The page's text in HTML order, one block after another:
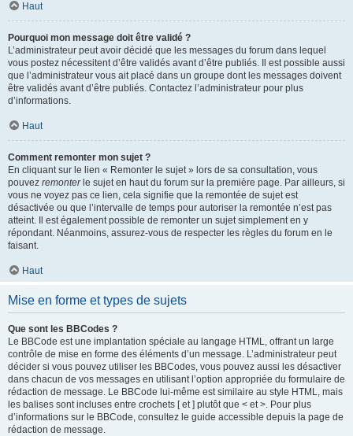
Haut
Pourquoi mon message doit être validé ?
L’administrateur peut avoir décidé que les messages du forum dans lequel
vous postez nécessitent d’être validés avant d’être publiés. Il est possible aussi
que l’administrateur vous ait placé dans un groupe dont les messages doivent
être validés avant d’être publiés. Contactez l’administrateur pour plus
d’informations.
Haut
Comment remonter mon sujet ?
En cliquant sur le lien « Remonter le sujet » lors de sa consultation, vous
pouvez remonterle sujet en haut du forum sur la première page. Par ailleurs, si
vous ne voyez pas ce lien, cela signifie que la remontée de sujet est
désactivée ou que l’intervalle de temps pour autoriser la remontée n’est pas
atteint. Il est également possible de remonter un sujet simplement en y
répondant. Néanmoins, assurez-vous de respecter les règles du forum en le
faisant.
Haut
Mise en forme et types de sujets
Que sont les BBCodes ?
Le BBCode est une implantation spéciale au langage HTML, offrant un large
contrôle de mise en forme des éléments d’un message. L’administrateur peut
décider si vous pouvez utiliser les BBCodes, vous pouvez aussi les désactiver
dans chacun de vos messages en utilisant l’option appropriée du formulaire de
rédaction de message. Le BBCode lui-même est similaire au style HTML, mais
les balises sont incluses entre crochets [ et ] plutôt que < et >. Pour plus
d’informations sur le BBCode, consultez le guide accessible depuis la page de
rédaction de message.